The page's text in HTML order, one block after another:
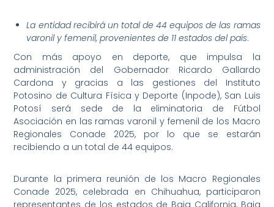
La entidad recibirá un total de 44 equipos de las ramas
varonil y femenil, provenientes de 11 estados del país.
Con más apoyo en deporte, que impulsa la
administración del Gobernador Ricardo Gallardo
Cardona y gracias a las gestiones del Instituto
Potosino de Cultura Física y Deporte (Inpode), San Luis
Potosí será sede de la eliminatoria de Fútbol
Asociación en las ramas varonil y femenil de los Macro
Regionales Conade 2025, por lo que se estarán
recibiendo a un total de 44 equipos.
Durante la primera reunión de los Macro Regionales
Conade 2025, celebrada en Chihuahua, participaron